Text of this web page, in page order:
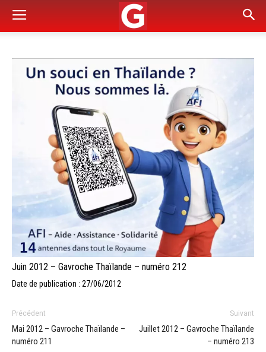
Juin 2012 – Gavroche Thaïlande – numéro 212
Date de publication : 27/06/2012
Précédent
Mai 2012 – Gavroche Thaïlande –
numéro 211
Suivant
Juillet 2012 – Gavroche Thaïlande
– numéro 213